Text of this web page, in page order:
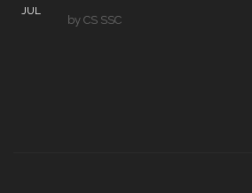
JUL
by CS SSC